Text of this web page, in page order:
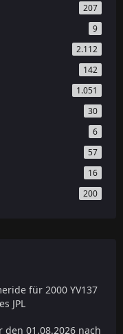
207
9
2.112
142
1.051
30
6
57
16
200
für 2000 YV137
JPL
01.08.2026 nach